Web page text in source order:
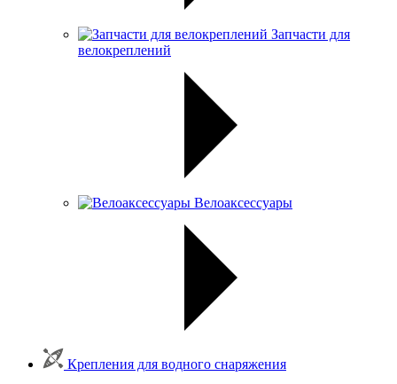
Запчасти для
велокреплений
Велоаксессуары
Крепления для водного снаряжения